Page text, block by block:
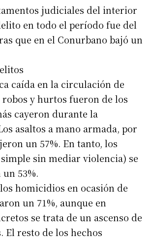
judiciales del interior
en todo el período fue del
que en el Conurbano bajó un
caída en la circulación de
robos y hurtos fueron de los
cayeron durante la
asaltos a mano armada, por
un 57%. En tanto, los
sin mediar violencia) se
53%.
homicidios en ocasión de
un 71%, aunque en
se trata de un ascenso de
El resto de los hechos